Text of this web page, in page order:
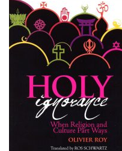
Troost in filosofie
Waar blijft de
God. A Very
Bach’s
Bardot,